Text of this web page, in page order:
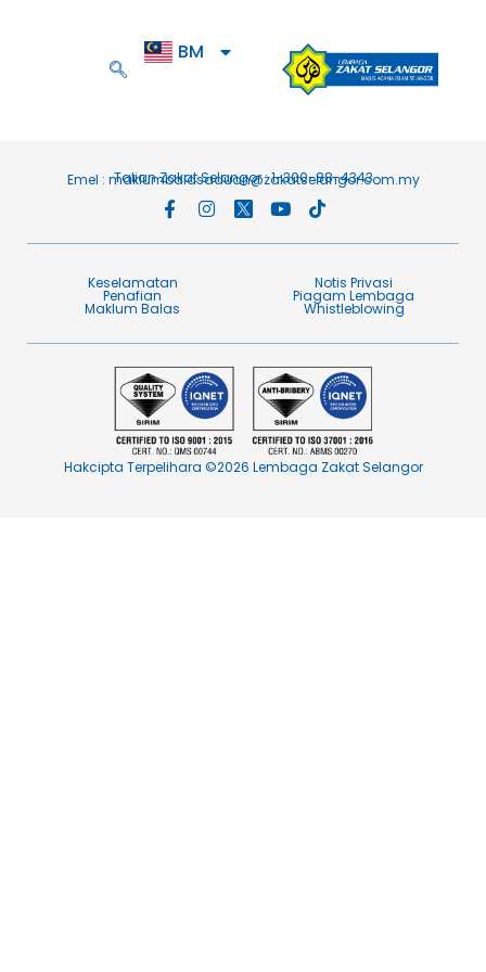
BM
EN
Talian Zakat Selangor : 1-300-88-4343
Emel : maklumbalasaduan@zakatselangor.com.my
Keselamatan Notis Privasi
Penafian​ Piagam Lembaga​
Maklum Balas​ Whistleblowing
Hakcipta Terpelihara ©2026 Lembaga Zakat Selangor